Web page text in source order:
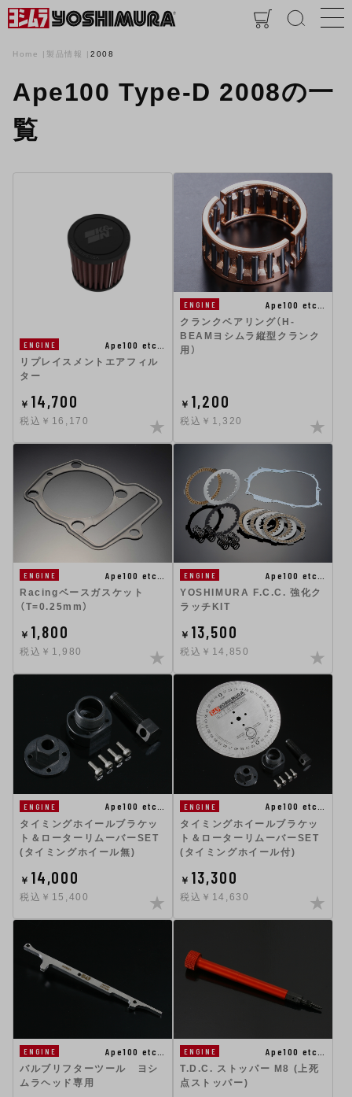
Home 製品情報 2008
Ape100 Type-D 2008の一
覧
ENGINE
Ape100 etc…
リプレイスメントエアフィル
ター
￥ 14,700
税込￥16,170
ENGINE
Ape100 etc…
クランクベアリング（H-
BEAMヨシムラ縦型クランク
用）
￥ 1,200
税込￥1,320
ENGINE
Ape100 etc…
Racingベースガスケット
（T=0.25mm）
￥ 1,800
税込￥1,980
ENGINE
Ape100 etc…
YOSHIMURA F.C.C. 強化ク
ラッチKIT
￥ 13,500
税込￥14,850
ENGINE
Ape100 etc…
タイミングホイールブラケッ
ト＆ローターリムーバーSET
(タイミングホイール無)
￥ 14,000
税込￥15,400
ENGINE
Ape100 etc…
タイミングホイールブラケッ
ト＆ローターリムーバーSET
(タイミングホイール付)
￥ 13,300
税込￥14,630
ENGINE
Ape100 etc…
バルブリフターツール ヨシ
ムラヘッド専用
ENGINE
Ape100 etc…
T.D.C. ストッパー M8 (上死
点ストッパー)